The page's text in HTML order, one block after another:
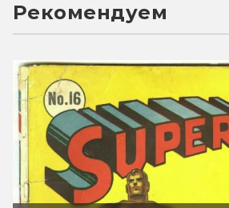
Рекомендуем